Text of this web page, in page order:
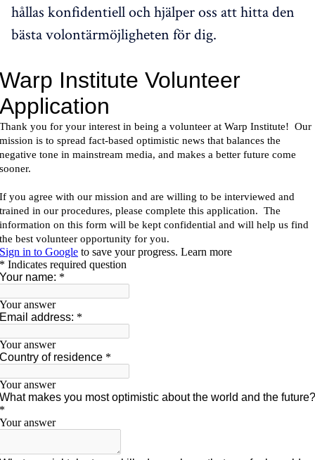
hållas konfidentiell och hjälper oss att hitta den
bästa volontärmöjligheten för dig.